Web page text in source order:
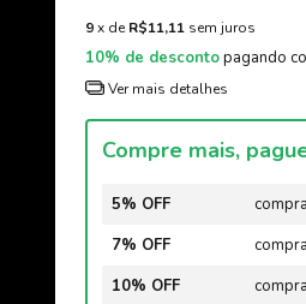
9x de R$11,11 sem juros
10% de descontopagando
Ver mais detalhes
Compre mais,
5% OFF
7% OFF
10% OFF